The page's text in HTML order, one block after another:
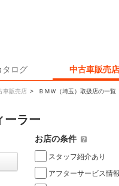
タログ 中古車販売店
車販売店 > ＢＭＷ（埼玉）取扱店の一覧
ーラー
お店の条件
スタッフ紹介あり
アフターサービス情